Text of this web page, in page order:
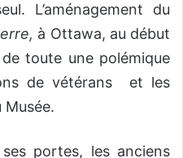
L’aménagement du
à Ottawa, au début
toute une polémique
de vétérans et les
portes, les anciens